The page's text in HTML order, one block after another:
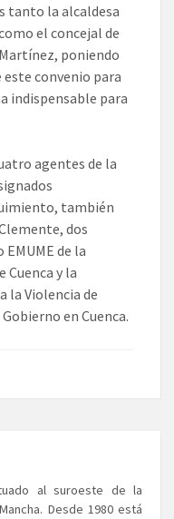
tanto la alcaldesa
el concejal de
poniendo
convenio para
indispensable para
agentes de la
también
dos
de la
Cuenca y la
la Violencia de
en Cuenca.
al suroeste de la
Desde 1980 está